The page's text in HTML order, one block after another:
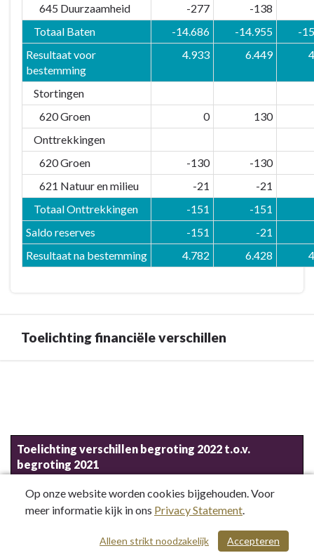
645 Duurzaamheid -277
-138
Totaal Baten
-14.686 -14.955
-
Resultaat voor
bestemming
4.933 6.449
Stortingen
620 Groen
0
130
Onttrekkingen
620 Groen
-130
-130
621 Natuur en milieu
-21
-21
Totaal Onttrekkingen
-151
-151
Saldo reserves
-151
-21
Resultaat na bestemming
4.782 6.428
Toelichting financiële verschillen
Programma
Water
Toelichting verschillen begroting 2022 t.o.v.
begroting 2021
Onderdeel programma 5
Verschil
(x €
V/N
(V=
voordeel,
/ 467
Op onze website worden cookies bijgehouden. Voor
meer informatie kijk in ons Privacy Statement.
Accepteren
Alleen strikt noodzakelijk